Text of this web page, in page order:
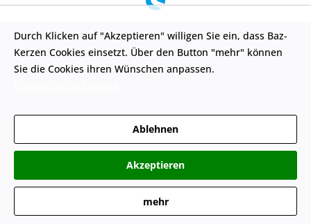
Durch Klicken auf "Akzeptieren" willigen Sie ein, dass Baz-
Kerzen Cookies einsetzt. Über den Button "mehr" können
Sie die Cookies ihren Wünschen anpassen.
Ablehnen
Akzeptieren
mehr